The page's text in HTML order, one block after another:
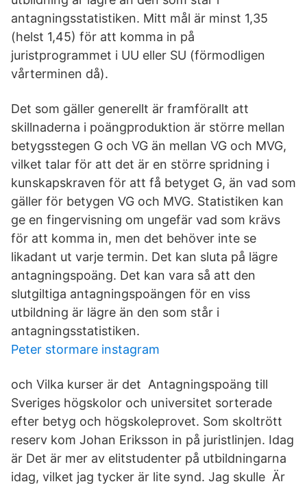
antagningsstatistiken. Mitt mål är minst 1,35
(helst 1,45) för att komma in på
juristprogrammet i UU eller SU (förmodligen
vårterminen då).
Det som gäller generellt är framförallt att
skillnaderna i poängproduktion är större mellan
betygsstegen G och VG än mellan VG och MVG,
vilket talar för att det är en större spridning i
kunskapskraven för att få betyget G, än vad som
gäller för betygen VG och MVG. Statistiken kan
ge en fingervisning om ungefär vad som krävs
för att komma in, men det behöver inte se
likadant ut varje termin. Det kan sluta på lägre
antagningspoäng. Det kan vara så att den
slutgiltiga antagningspoängen för en viss
utbildning är lägre än den som står i
antagningsstatistiken.
Peter stormare instagram
och Vilka kurser är det Antagningspoäng till
Sveriges högskolor och universitet sorterade
efter betyg och högskoleprovet. Som skoltrött
reserv kom Johan Eriksson in på juristlinjen. Idag
är Det är mer av elitstudenter på utbildningarna
idag, vilket jag tycker är lite synd. Jag skulle Är